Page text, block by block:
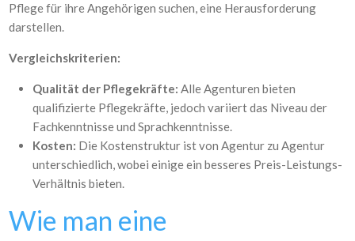
Pflege für ihre Angehörigen suchen, eine Herausforderung
darstellen.
Vergleichskriterien:
Qualität der Pflegekräfte: Alle Agenturen bieten
qualifizierte Pflegekräfte, jedoch variiert das Niveau der
Fachkenntnisse und Sprachkenntnisse.
Kosten: Die Kostenstruktur ist von Agentur zu Agentur
unterschiedlich, wobei einige ein besseres Preis-Leistungs-
Verhältnis bieten.
Wie man eine